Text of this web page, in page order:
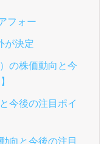
フォー
が決定
の株価動向と今
今後の注目ポイ
向と今後の注目